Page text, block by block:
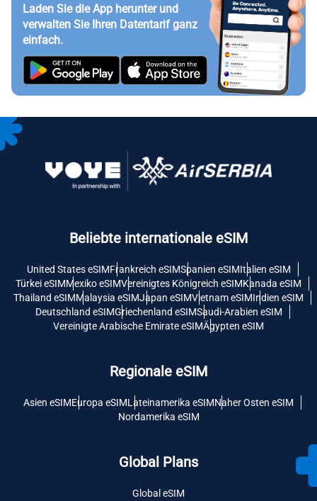
Laden Sie die App herunter und
verwalten Sie Ihren Datentarif ganz
einfach.
Beliebte internationale eSIM
United States eSIMFrankreich eSIMSpanien eSIMItalien eSIM
Türkei eSIMMexiko eSIMVereinigtes Königreich eSIMKanada eSIM
Thailand eSIMMalaysia eSIMJapan eSIMVietnam eSIMIndien eSIM
Deutschland eSIMGriechenland eSIMSaudi-Arabien eSIM
Vereinigte Arabische Emirate eSIMÄgypten eSIM
Regionale eSIM
Asien eSIMEuropa eSIMLateinamerika eSIMNaher Osten eSIM
Nordamerika eSIM
Global Plans
Global eSIM